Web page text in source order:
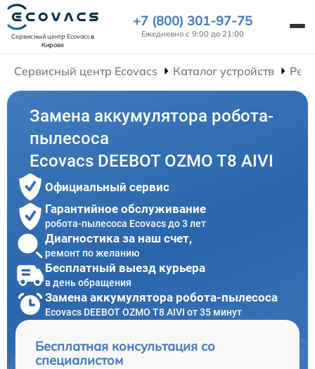
Сервисный центр Ecovacsв
Кирове
+7 (800) 301-97-75
Ежедневно с 9:00 до 21:00
Сервисный центр Ecovacs Каталог устройств
Замена аккумулятора робота-
пылесоса
Ecovacs DEEBOT OZMO T8 AIVI
Официальный сервис
Гарантийное обслуживание
робота-пылесоса Ecovacs до 3 лет
Диагностика за наш счет,
ремонт по желанию
Бесплатный выезд курьера
в день обращения
Замена аккумулятора робота-пылесоса
Ecovacs DEEBOT OZMO T8 AIVI от 35 минут
Бесплатная консультация со
специалистом